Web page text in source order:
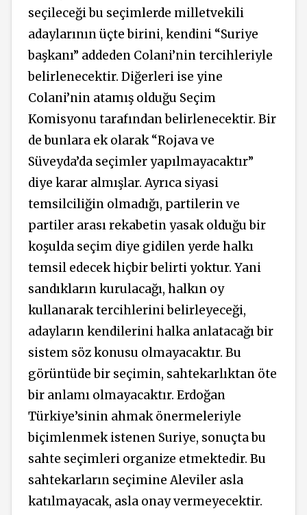
seçileceği bu seçimlerde milletvekili
adaylarının üçte birini, kendini “Suriye
başkanı” addeden Colani’nin tercihleriyle
belirlenecektir. Diğerleri ise yine
Colani’nin atamış olduğu Seçim
Komisyonu tarafından belirlenecektir. Bir
de bunlara ek olarak “Rojava ve
Süveyda’da seçimler yapılmayacaktır”
diye karar almışlar. Ayrıca siyasi
temsilciliğin olmadığı, partilerin ve
partiler arası rekabetin yasak olduğu bir
koşulda seçim diye gidilen yerde halkı
temsil edecek hiçbir belirti yoktur. Yani
sandıkların kurulacağı, halkın oy
kullanarak tercihlerini belirleyeceği,
adayların kendilerini halka anlatacağı bir
sistem söz konusu olmayacaktır. Bu
görüntüde bir seçimin, sahtekarlıktan öte
bir anlamı olmayacaktır. Erdoğan
Türkiye’sinin ahmak önermeleriyle
biçimlenmek istenen Suriye, sonuçta bu
sahte seçimleri organize etmektedir. Bu
sahtekarların seçimine Aleviler asla
katılmayacak, asla onay vermeyecektir.